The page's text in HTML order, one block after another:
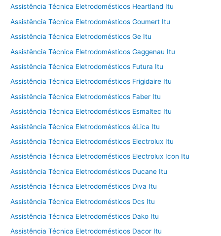
Assistência Técnica Eletrodomésticos Heartland Itu
Assistência Técnica Eletrodomésticos Goumert Itu
Assistência Técnica Eletrodomésticos Ge Itu
Assistência Técnica Eletrodomésticos Gaggenau Itu
Assistência Técnica Eletrodomésticos Futura Itu
Assistência Técnica Eletrodomésticos Frigidaire Itu
Assistência Técnica Eletrodomésticos Faber Itu
Assistência Técnica Eletrodomésticos Esmaltec Itu
Assistência Técnica Eletrodomésticos éLica Itu
Assistência Técnica Eletrodomésticos Electrolux Itu
Assistência Técnica Eletrodomésticos Electrolux Icon Itu
Assistência Técnica Eletrodomésticos Ducane Itu
Assistência Técnica Eletrodomésticos Diva Itu
Assistência Técnica Eletrodomésticos Dcs Itu
Assistência Técnica Eletrodomésticos Dako Itu
Assistência Técnica Eletrodomésticos Dacor Itu